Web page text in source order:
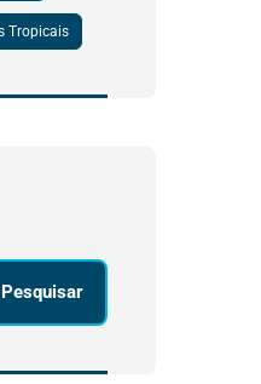
Tropicais
Pesquisar